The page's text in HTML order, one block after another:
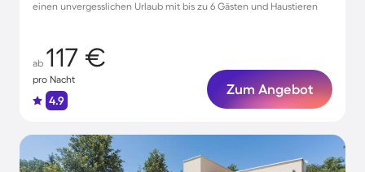
einen unvergesslichen Urlaub mit bis zu 6 Gästen und Haustieren
ab 117 €
pro Nacht
4.9
Zum Angebot